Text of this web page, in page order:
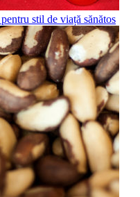
stil de viață sănătos